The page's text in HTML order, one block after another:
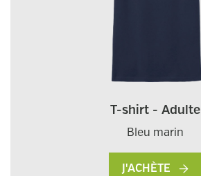
T-shirt - Adulte
Bleu marin
J'ACHÈTE